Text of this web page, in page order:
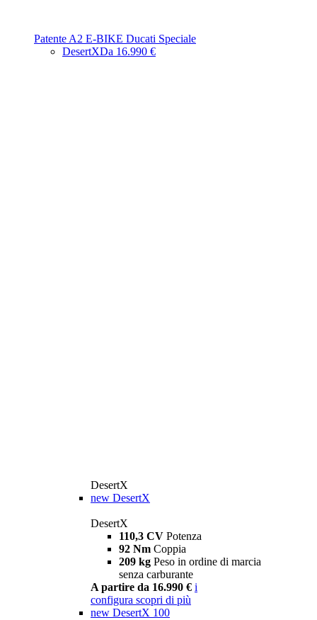
Patente A2 E-BIKE Ducati Speciale
DesertXDa 16.990 €
DesertX
new DesertX
DesertX
110,3 CV Potenza
92 Nm Coppia
209 kg Peso in ordine di marcia
senza carburante
A partire da 16.990 € i
configura scopri di più
new DesertX 100